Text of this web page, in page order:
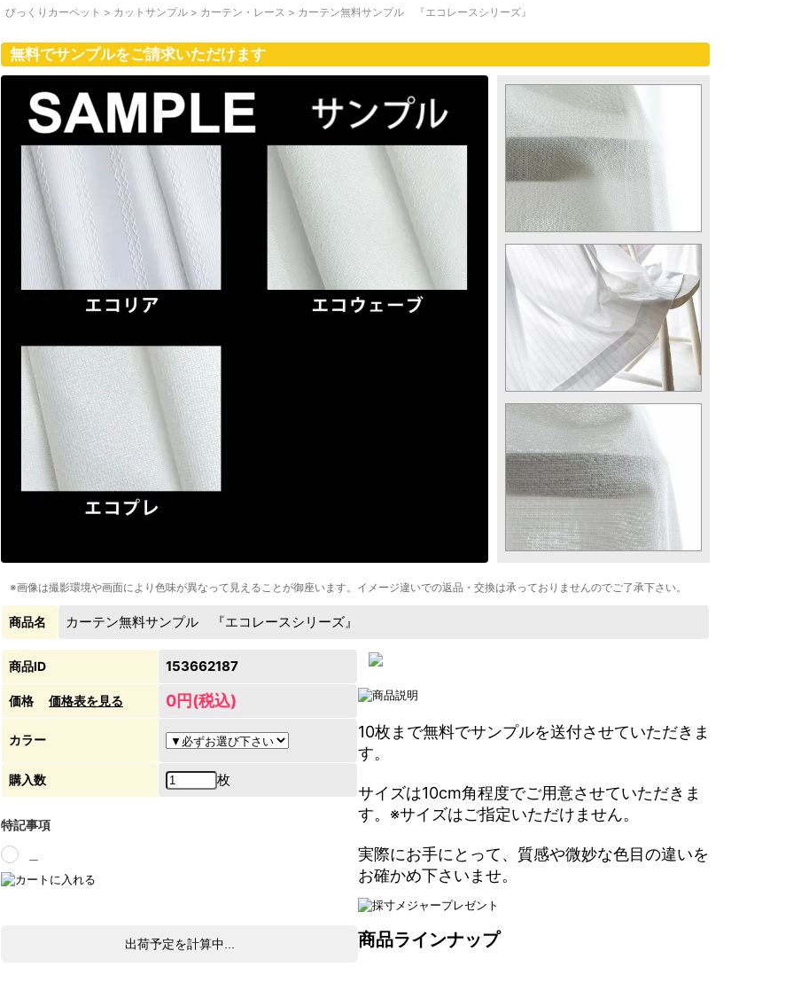
びっくりカーペット > カットサンプル > カーテン・レース > カーテン無料サンプル 『エコレースシリーズ』
無料でサンプルをご請求いただけます
※画像は撮影環境や画面により色味が異なって見えることが御座います。イメージ違いでの返品・交換は承っておりませんのでご了承下さい。
商品名 カーテン無料サンプル 『エコレースシリーズ』
商品ID 153662187
価格 価格表を見る 0円(税込)
カラー
購入数 枚
特記事項
出荷予定を計算中...
10枚まで無料でサンプルを送付させていただきま
す。
サイズは10cm角程度でご用意させていただきま
す。※サイズはご指定いただけません。
実際にお手にとって、質感や微妙な色目の違いを
お確かめ下さいませ。
商品ラインナップ